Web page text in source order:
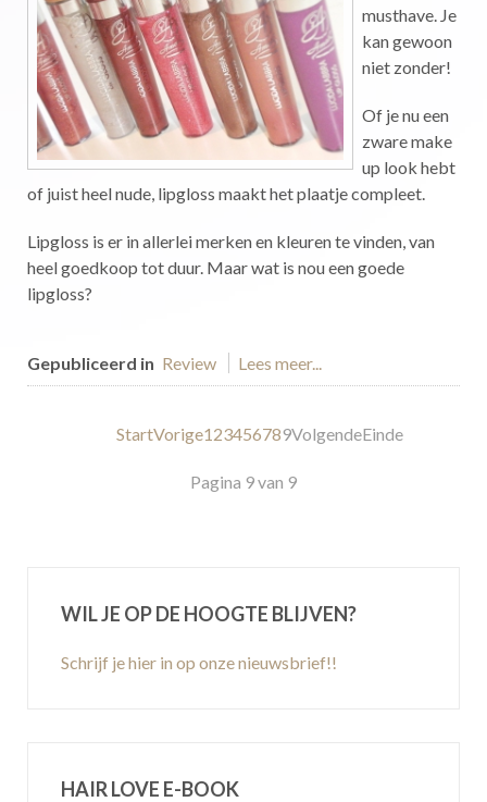
musthave. Je
kan gewoon
niet zonder!
Of je nu een
zware make
up look hebt
of juist heel nude, lipgloss maakt het plaatje compleet.
Lipgloss is er in allerlei merken en kleuren te vinden, van
heel goedkoop tot duur. Maar wat is nou een goede
lipgloss?
Gepubliceerd in Review Lees meer...
StartVorige123456789VolgendeEinde
Pagina 9 van 9
WIL JE OP DE HOOGTE BLIJVEN?
Schrijf je hier in op onze nieuwsbrief!!
HAIR LOVE E-BOOK